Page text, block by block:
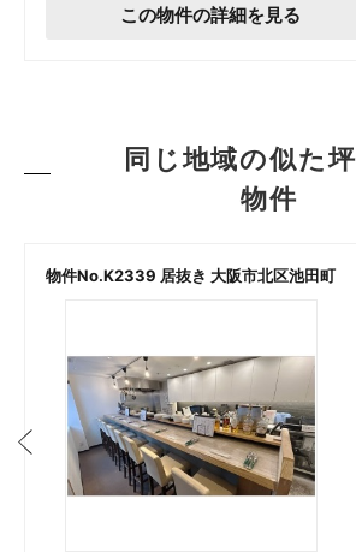
この物件の詳細を見る
同じ地域の似た
物件
物件No.K2339 居抜き 大阪市北区池田町